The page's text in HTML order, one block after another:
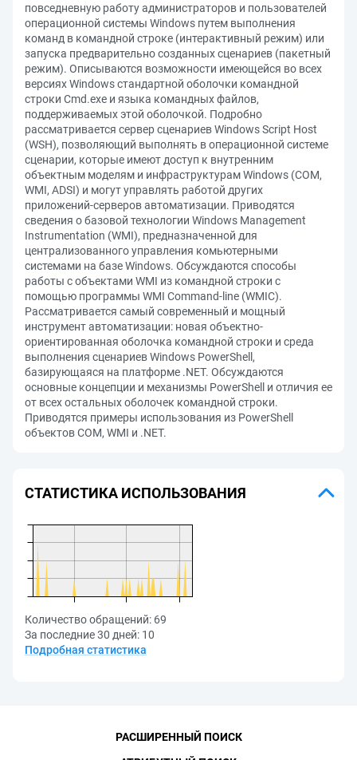
повседневную работу администраторов и пользователей
операционной системы Windows путем выполнения
команд в командной строке (интерактивный режим) или
запуска предварительно созданных сценариев (пакетный
режим). Описываются возможности имеющейся во всех
версиях Windows стандартной оболочки командной
строки Cmd.exe и языка командных файлов,
поддерживаемых этой оболочкой. Подробно
рассматривается сервер сценариев Windows Script Host
(WSH), позволяющий выполнять в операционной системе
сценарии, которые имеют доступ к внутренним
объектным моделям и инфраструктурам Windows (COM,
WMI, ADSI) и могут управлять работой других
приложений-серверов автоматизации. Приводятся
сведения о базовой технологии Windows Management
Instrumentation (WMI), предназначенной для
централизованного управления комьютерными
системами на базе Windows. Обсуждаются способы
работы с объектами WMI из командной строки с
помощью программы WMI Command-line (WMIC).
Рассматривается самый современный и мощный
инструмент автоматизации: новая объектно-
ориентированная оболочка командной строки и среда
выполнения сценариев Windows PowerShell,
базирующаяся на платформе .NET. Обсуждаются
основные концепции и механизмы PowerShell и отличия ее
от всех остальных оболочек командной строки.
Приводятся примеры использования из PowerShell
объектов COM, WMI и .NET.
СТАТИСТИКА ИСПОЛЬЗОВАНИЯ
Количество обращений: 69
За последние 30 дней: 10
Подробная статистика
РАСШИРЕННЫЙ ПОИСК